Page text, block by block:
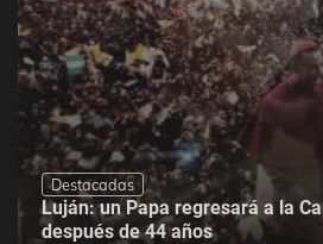
Destacadas
Luján: un Papa regresará a la
después de 44 años